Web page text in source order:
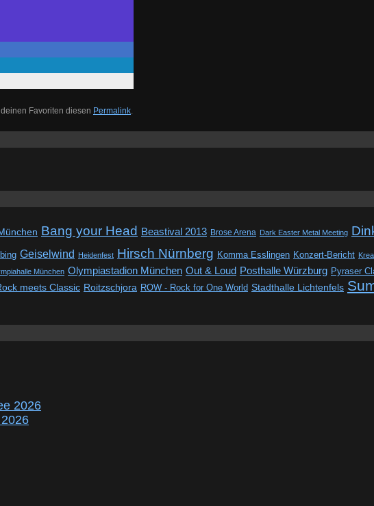
Favoriten diesen Permalink
Bang your Head Beastival 2013 Brose Arena Dark Easter Metal Meeting
Geiselwind Heidenfest Hirsch Nürnberg Komma Esslingen Konzert-Bericht
München Olympiastadion München Out & Loud Posthalle Würzburg Pyraser
meets Classic Roitzschjora ROW - Rock for One World Stadthalle Lichtenfels
2026